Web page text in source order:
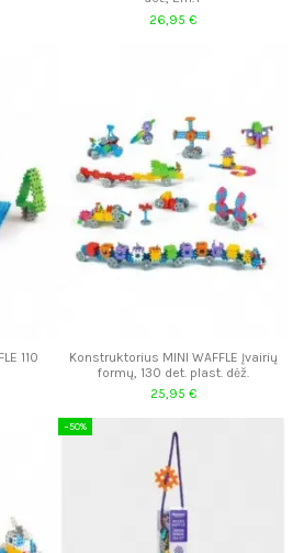
26,95 €
110
Konstruktorius MINI WAFFLE Įvairių
formų, 130 det. plast. dėž.
25,95 €
−50%